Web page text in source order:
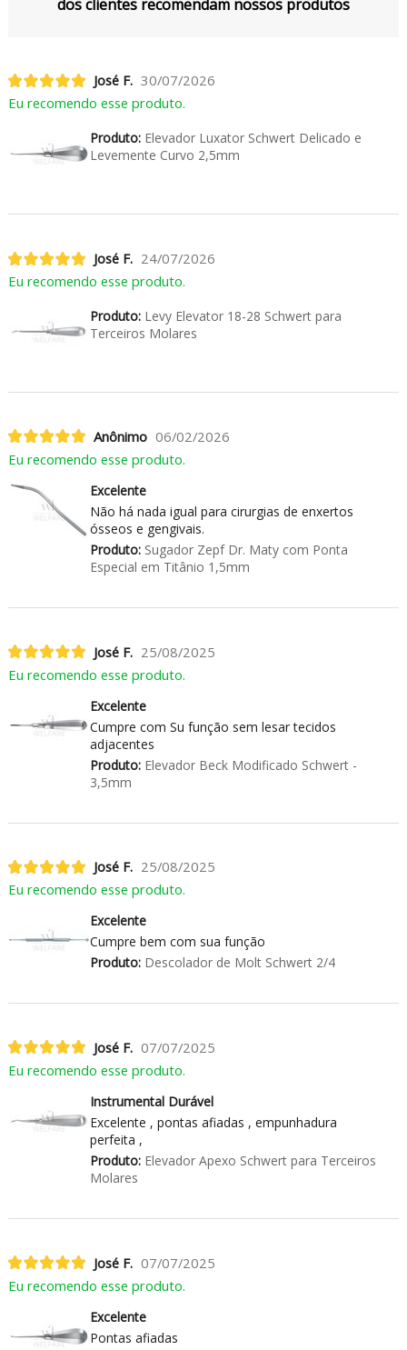
dos clientes recomendam nossos produtos
José F. 30/07/2026
Eu recomendo esse produto.
Produto:Elevador Luxator Schwert Delicado e
Levemente Curvo 2,5mm
José F. 24/07/2026
Eu recomendo esse produto.
Produto:Levy Elevator 18-28 Schwert para
Terceiros Molares
Anônimo 06/02/2026
Eu recomendo esse produto.
Excelente
Não há nada igual para cirurgias de enxertos
ósseos e gengivais.
Produto:Sugador Zepf Dr. Maty com Ponta
Especial em Titânio 1,5mm
José F. 25/08/2025
Eu recomendo esse produto.
Excelente
Cumpre com Su função sem lesar tecidos
adjacentes
Produto:Elevador Beck Modificado Schwert -
3,5mm
José F. 25/08/2025
Eu recomendo esse produto.
Excelente
Cumpre bem com sua função
Produto:Descolador de Molt Schwert 2/4
José F. 07/07/2025
Eu recomendo esse produto.
Instrumental Durável
Excelente , pontas afiadas , empunhadura
perfeita ,
Produto:Elevador Apexo Schwert para Terceiros
Molares
José F. 07/07/2025
Eu recomendo esse produto.
Excelente
Pontas afiadas